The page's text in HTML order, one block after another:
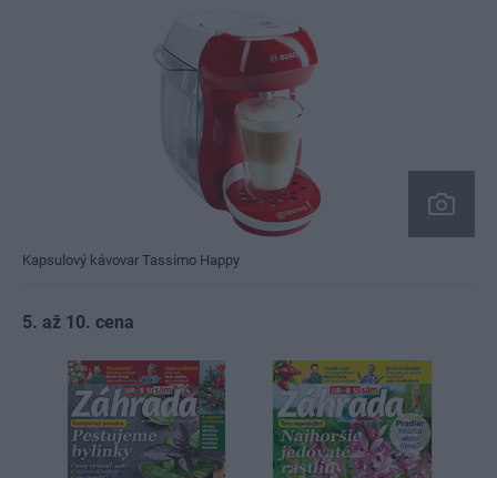
Kapsulový kávovar Tassimo Happy
5. až 10. cena